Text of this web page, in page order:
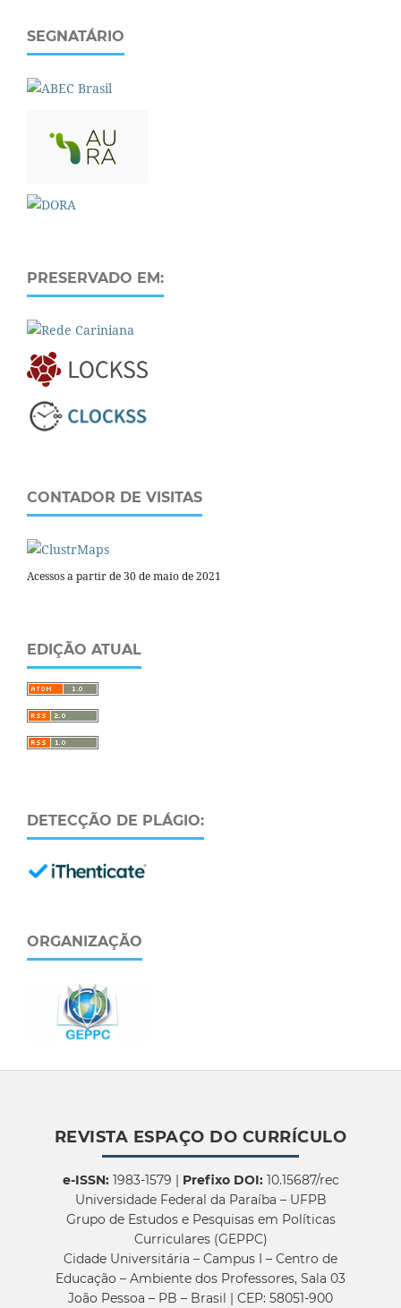
SEGNATÁRIO
PRESERVADO EM:
CONTADOR DE VISITAS
Acessos a partir de 30 de maio de 2021
EDIÇÃO ATUAL
DETECÇÃO DE PLÁGIO:
ORGANIZAÇÃO
REVISTA ESPAÇO DO CURRÍCULO
e-ISSN:1983-1579 | Prefixo DOI:10.15687/rec
Universidade Federal da Paraíba – UFPB
Grupo de Estudos e Pesquisas em Políticas
Curriculares (GEPPC)
Cidade Universitária – Campus I – Centro de
Educação – Ambiente dos Professores, Sala 03
João Pessoa – PB – Brasil | CEP: 58051-900